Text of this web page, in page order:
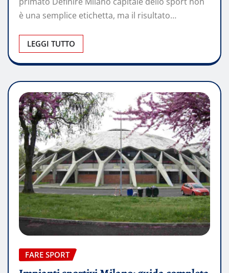
è una semplice etichetta, ma il risultato…
LEGGI TUTTO
FARE SPORT